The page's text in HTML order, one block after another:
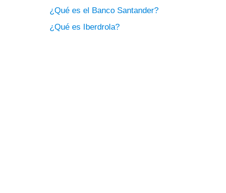
¿Qué es el Banco Santander?
¿Qué es Iberdrola?